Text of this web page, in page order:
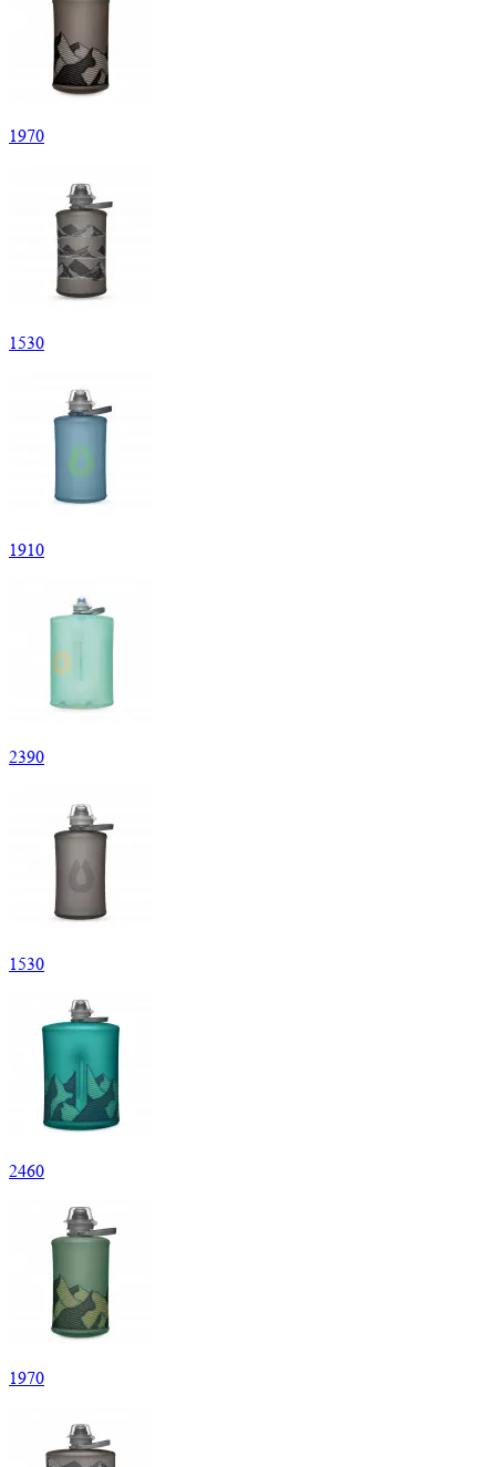
1970
1530
1910
2390
1530
2460
1970